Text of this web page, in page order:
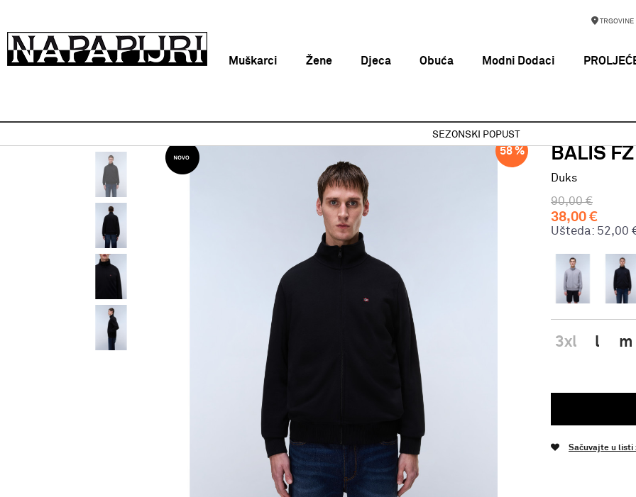
TRGOVINE
Muškarci Žene Djeca Obuća Modni Dodaci
SEZONSKI POPUST
58 % BALIS
Duks
90,00 €
38,00 €
Ušteda: 52,00
3xl l m
Sačuvajte u listi